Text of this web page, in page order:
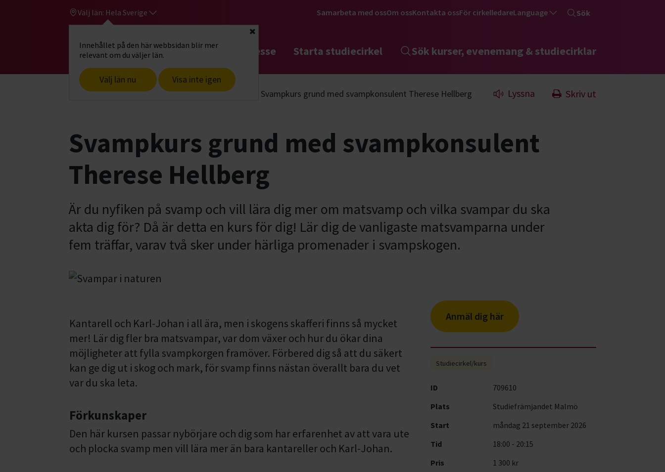
Välj län: Hela Sverige
Innehållet på den här webbsidan blir mer
relevant om du väljer län.
Välj län nu Visa inte igen
Stäng
Samarbeta med ossOm ossKontakta ossFör cirkelledareLanguage Sök
Gå till studiefrämjandets startsidaHitta intresse Starta studiecirkel Sök kurser, evenemang & studiecirklar
Start Hitta intresse Djur & natur Utflykter Svampkurs grund med svampkonsulent Therese Hellberg Lyssna Skriv ut
Svampkurs grund med svampkonsulent
Therese Hellberg
Är du nyfiken på svamp och vill lära dig mer om matsvamp och vilka svampar du ska
akta dig för? Då är detta en kurs för dig! Lär dig de vanligaste matsvamparna under
fem träffar, varav två sker under härliga promenader i svampskogen.
Kantarell och Karl-Johan i all ära, men i skogens skafferi finns så mycket
mer! Lär dig fler bra matsvampar, var dom växer och hur du ökar dina
möjligheter att fylla svampkorgen framöver. Förbered dig så att du säkert
kan ge dig ut i skog och mark, för svamp finns nästan överallt bara du vet
var du ska leta.
Förkunskaper
Den här kursen passar nybörjare och dig som har erfarenhet av att vara ute
och plocka svamp men vill lära mer än bara kantareller och Karl-Johan.
Anmäl dig här
Studiecirkel/kurs
ID
709610
Plats
Studiefrämjandet Malmö
Start
måndag 21 september 2026
Tid
18:00 - 20:15
Pris
1 300 kr